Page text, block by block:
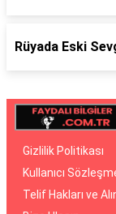
Rüyada Eski
Gizlilik Politikası
Kullanıcı
Telif Hakları ve